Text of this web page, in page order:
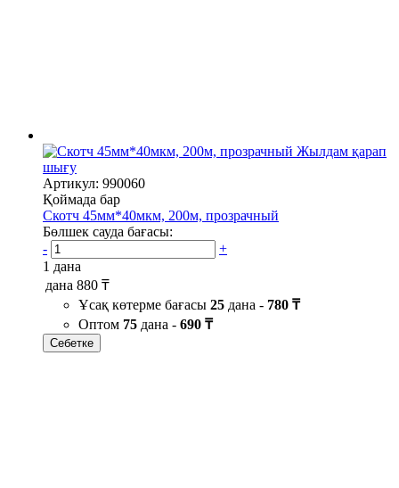
Жылдам қарап
шығу
Артикул: 990060
Қоймада бар
Скотч 45мм*40мкм, 200м, прозрачный
Бөлшек сауда бағасы:
-
+
1 дана
дана 880 ₸
Ұсақ көтерме бағасы 25 дана - 780 ₸
Оптом 75 дана - 690 ₸
Себетке